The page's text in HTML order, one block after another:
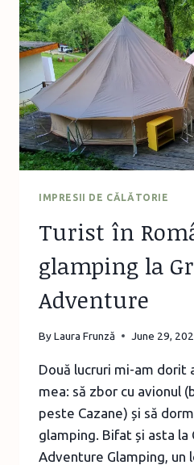
ȘI
MIȘCARE
LA
OAZA
TAINA
VIE,
IAȘI
IMPRESII DE CĂLĂTORIE
Turist în
glamping la
Adventure
ByLaura Frunză June 29,
Două lucruri mi-am dorit
mea: să zbor cu avionul
peste Cazane) și să
glamping. Bifat și asta la
Adventure Glamping, un